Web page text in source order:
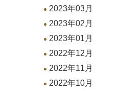
2023年03月
2023年02月
2023年01月
2022年12月
2022年11月
2022年10月